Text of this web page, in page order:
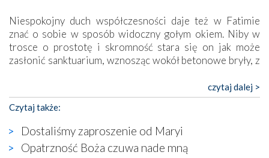
Niespokojny duch współczesności daje też w Fatimie
znać o sobie w sposób widoczny gołym okiem. Niby w
trosce o prostotę i skromność stara się on jak może
zasłonić sanktuarium, wznosząc wokół betonowe bryły, z
katolickiego kultu. Tylko co wspólnego z żywą,
autentyczną wiarą mogą mieć płaskie, szare bunkry albo
kaplice, w których Tabernakulum przypomina bardziej
skrzynkę na narzędzia? Albo co powiedzieć o ustawionym
tuż przy nowej bazylice wielkim krzyżu, na którym
zamiast Chrystusa umieszczono dziwaczną postać jakby
czytaj dalej >
Czytaj także:
Dostaliśmy zaproszenie od Maryi
Opatrzność Boża czuwa nade mną